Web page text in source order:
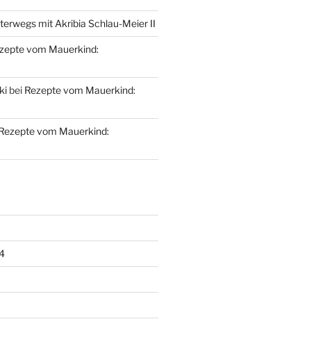
mit Akribia Schlau-Meier II
vom Mauerkind:
bei Rezepte vom Mauerkind:
vom Mauerkind: